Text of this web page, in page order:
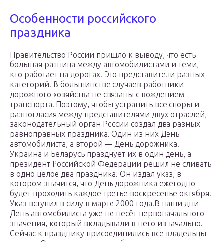
Особенности российского
праздника
Правительство России пришло к выводу, что есть
большая разница между автомобилистами и теми,
кто работает на дорогах. Это представители разных
категорий. В большинстве случаев работники
дорожного хозяйства не связаны с вождением
транспорта. Поэтому, чтобы устранить все споры и
разногласия между представителями двух отраслей,
законодательный орган России создал два разных
равноправных праздника. Один из них День
автомобилиста, а второй — День дорожника.
Украина и Беларусь празднует их в один день, а
президент Российской Федерации решил не сливать
в одно целое два праздника. Он издал указ, в
котором значится, что День дорожника ежегодно
будет проходить каждое третье воскресенье октября.
Указ вступил в силу в марте 2000 года.В наши дни
День автомобилиста уже не несёт первоначального
значения, который вкладывали в него изначально.
Сейчас к празднику присоединились все владельцы